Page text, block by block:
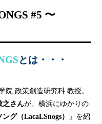
#5 〜
とは・・・
院 政策創造研究科 教授。
之さんが、横浜にゆかりの
グ（LacaLSnogs）
」を紹